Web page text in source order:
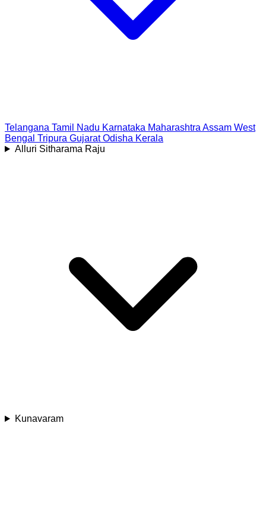
Telangana Tamil Nadu Karnataka Maharashtra Assam West
Bengal Tripura Gujarat Odisha Kerala
Alluri Sitharama Raju
Kunavaram